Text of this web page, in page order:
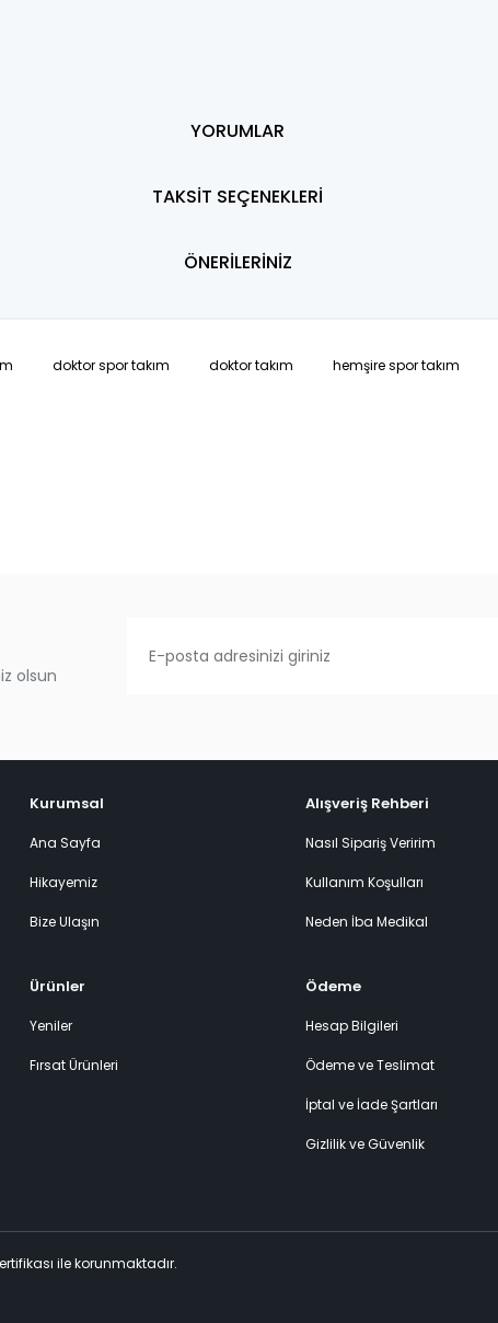
YORUMLAR
TAKSİT SEÇENEKLERİ
ÖNERİLERİNİZ
doktor spor takım doktor takım hemşire spor takım
olsun
Kurumsal
Ana Sayfa
Hikayemiz
Bize Ulaşın
Alışveriş Rehberi
Nasıl Sipariş Veririm
Kullanım Koşulları
Neden İba Medikal
Ürünler
Yeniler
Fırsat Ürünleri
Ödeme
Hesap Bilgileri
Ödeme ve Teslimat
İptal ve İade Şartları
Gizlilik ve Güvenlik
ile korunmaktadır.